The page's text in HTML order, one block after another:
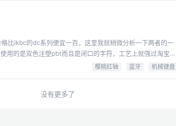
这个设备右键属性即可，具体设备看你自己使用的蓝牙型号
比ikbc的dc系列便宜一百，这里我就稍微分析一下两者的一
用的是双色注塑pbt而且是闭口的字符，工艺上就强过淘宝39
材质注塑，于是这套pbt很遗憾的不能透光了，但是因为是黑
是字符使用的镭雕工艺，这种工艺...
樱桃红轴 蓝牙 机械键盘
没有更多了